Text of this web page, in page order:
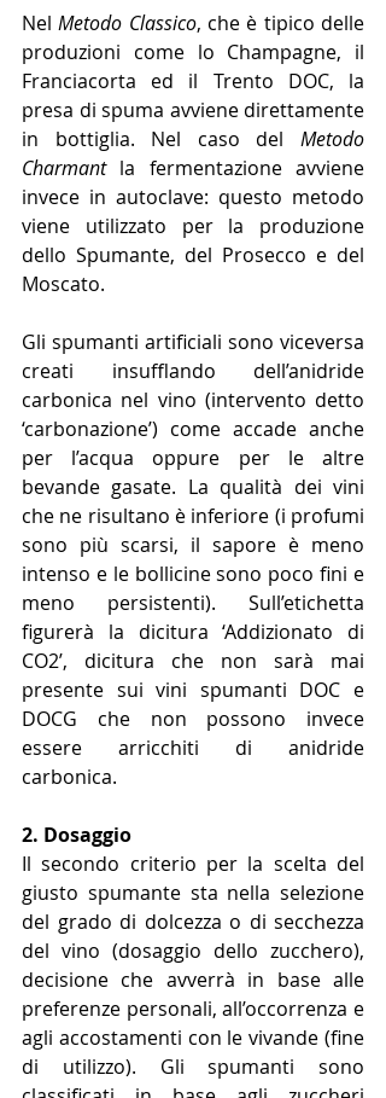
Nel Metodo Classico, che è tipico delle
produzioni come lo Champagne, il
Franciacorta ed il Trento DOC, la
presa di spuma avviene direttamente
in bottiglia. Nel caso del Metodo
Charmant la fermentazione avviene
invece in autoclave: questo metodo
viene utilizzato per la produzione
dello Spumante, del Prosecco e del
Moscato.
Gli spumanti artificiali sono viceversa
creati insufflando dell’anidride
carbonica nel vino (intervento detto
‘carbonazione’) come accade anche
per l’acqua oppure per le altre
bevande gasate. La qualità dei vini
che ne risultano è inferiore (i profumi
sono più scarsi, il sapore è meno
intenso e le bollicine sono poco fini e
meno persistenti). Sull’etichetta
figurerà la dicitura ‘Addizionato di
CO2’, dicitura che non sarà mai
presente sui vini spumanti DOC e
DOCG che non possono invece
essere arricchiti di anidride
carbonica.
2. Dosaggio
Il secondo criterio per la scelta del
giusto spumante sta nella selezione
del grado di dolcezza o di secchezza
del vino (dosaggio dello zucchero),
decisione che avverrà in base alle
preferenze personali, all’occorrenza e
agli accostamenti con le vivande (fine
di utilizzo). Gli spumanti sono